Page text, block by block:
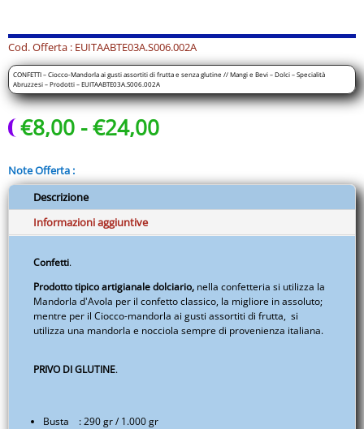
frutta
e
senza
glutine
//
Mangi
Bevi
Dolci
-
Abruzzesi
Prodotti
quantità
Cod. Offerta : EUITAABTE03A.S006.002A
CONFETTI – Ciocco-Mandorla ai gusti assortiti di frutta e senza glutine // Mangi e Bevi – Dolci – Specialità
Abruzzesi – Prodotti – EUITAABTE03A.S006.002A
€8,00 -€24,00Fascia
da
a
€24,00
Note Offerta :
Descrizione
Informazioni aggiuntive
Confetti.
Prodotto tipico artigianale dolciario, nella confetteria si utilizza la
Mandorla d'Avola per il confetto classico, la migliore in assoluto;
mentre per il Ciocco-mandorla ai gusti assortiti di frutta, si
utilizza una mandorla e nocciola sempre di provenienza italiana.
PRIVO DI GLUTINE.
Busta : 290 gr / 1.000 gr